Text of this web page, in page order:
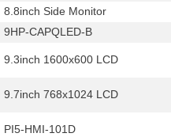
8.8inch Side Monitor
9HP-CAPQLED-B
9.3inch 1600x600 LCD
9.7inch 768x1024 LCD
PI5-HMI-101D